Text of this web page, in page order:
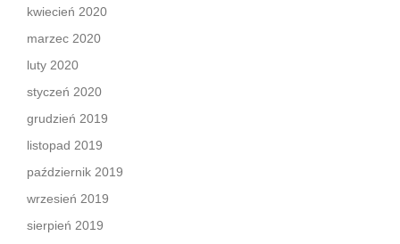
kwiecień 2020
marzec 2020
luty 2020
styczeń 2020
grudzień 2019
listopad 2019
październik 2019
wrzesień 2019
sierpień 2019